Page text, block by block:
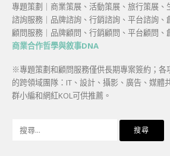
專題策劃｜商業策展、活動策展、旅行策展、
諮詢服務｜品牌諮詢、行銷諮詢、平台諮詢、
顧問服務｜品牌顧問、行銷顧問、平台顧問、
商業合作哲學與敘事DNA
※專題策劃和顧問服務僅供長期專案簽約；各
的跨領域團隊：IT、設計、攝影、廣告、媒體
群小編和網紅KOL可供推薦。